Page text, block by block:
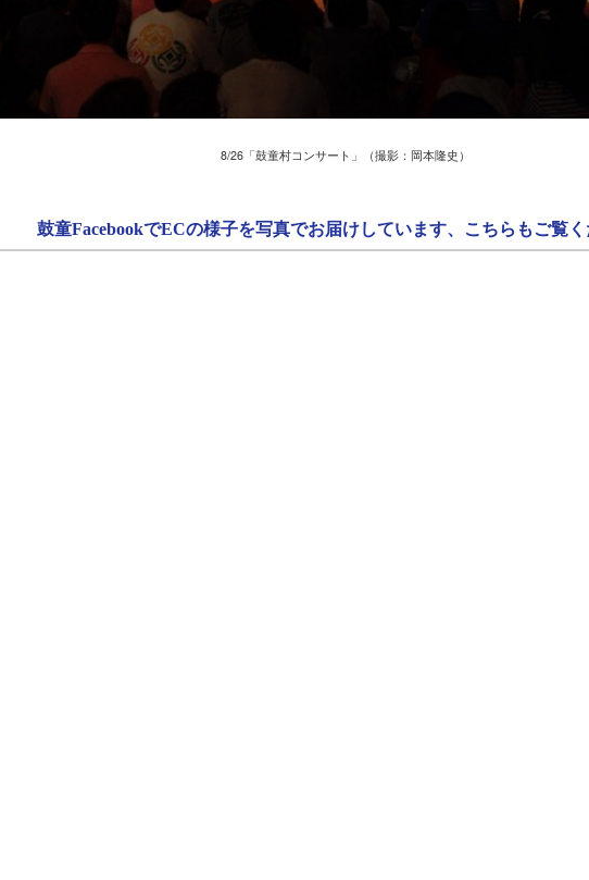
8/26「鼓童村コンサート」（撮影：岡本隆史）
鼓童FacebookでECの様子を写真でお届けしています、こちらもご覧